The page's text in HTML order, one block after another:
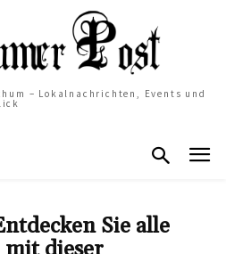
– Lokalnachrichten, Events und
Sie alle